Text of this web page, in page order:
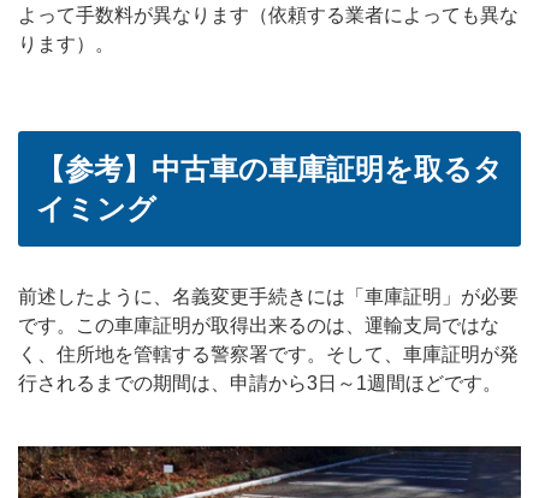
よって手数料が異なります（依頼する業者によっても異な
ります）。
【参考】中古車の車庫証明を取るタ
イミング
前述したように、名義変更手続きには「車庫証明」が必要
です。この車庫証明が取得出来るのは、運輸支局ではな
く、住所地を管轄する警察署です。そして、車庫証明が発
行されるまでの期間は、申請から3日～1週間ほどです。